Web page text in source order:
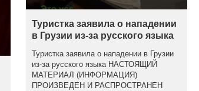
Туристка заявила о нападении
в Грузии из-за русского языка
Туристка заявила о нападении в Грузии
из-за русского языка НАСТОЯЩИЙ
МАТЕРИАЛ (ИНФОРМАЦИЯ)
ПРОИЗВЕДЕН И РАСПРОСТРАНЕН